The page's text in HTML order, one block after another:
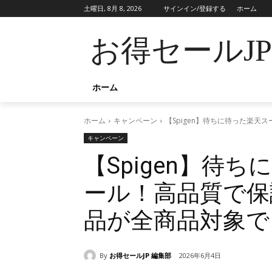
土曜日, 8月 8, 2026 サインイン/登録する ホーム
お得セールJP
ホーム
ホーム キャンペーン 【Spigen】待ちに待った楽天
キャンペーン
【Spigen】待ち
ール！高品質で
品が全商品対象
By お得セールJP 編集部 2026年6月4日